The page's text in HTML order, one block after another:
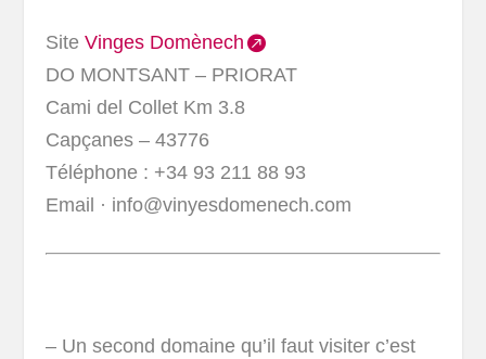
SiteVinges Domènech
DO MONTSANT – PRIORAT
Cami del Collet Km 3.8
Capçanes – 43776
Téléphone : +34 93 211 88 93
Email · info@vinyesdomenech.com
– Un second domaine qu’il faut visiter c’est